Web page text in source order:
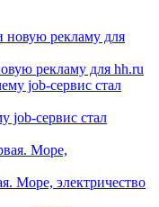
рекламу для hh.ru
job-сервис стал
Море, электричество